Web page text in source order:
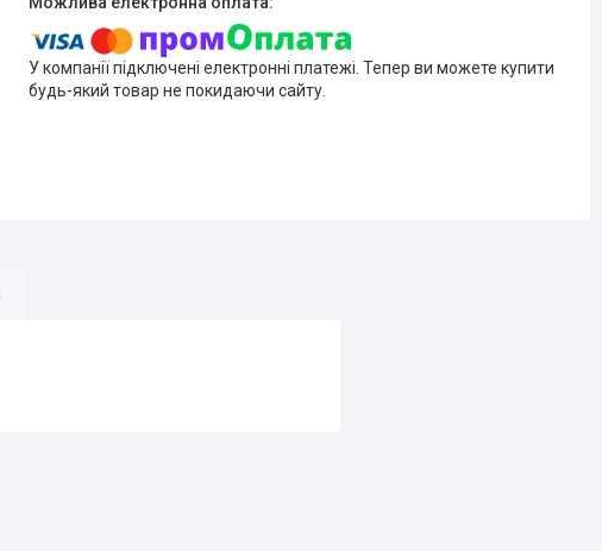
У компанії підключені електронні платежі. Тепер ви можете купити
будь-який товар не покидаючи сайту.